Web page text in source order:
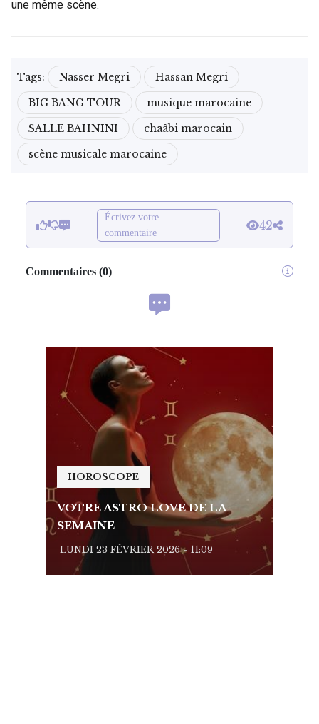
une même scène.
Tags: Nasser Megri
Hassan Megri
BIG BANG TOUR
musique marocaine
SALLE BAHNINI
chaâbi marocain
scène musicale marocaine
Écrivez votre
commentaire
42
Commentaires (0)
HOROSCOPE
VOTRE ASTRO LOVE DE LA
SEMAINE
LUNDI 23 FÉVRIER 2026 - 11:09